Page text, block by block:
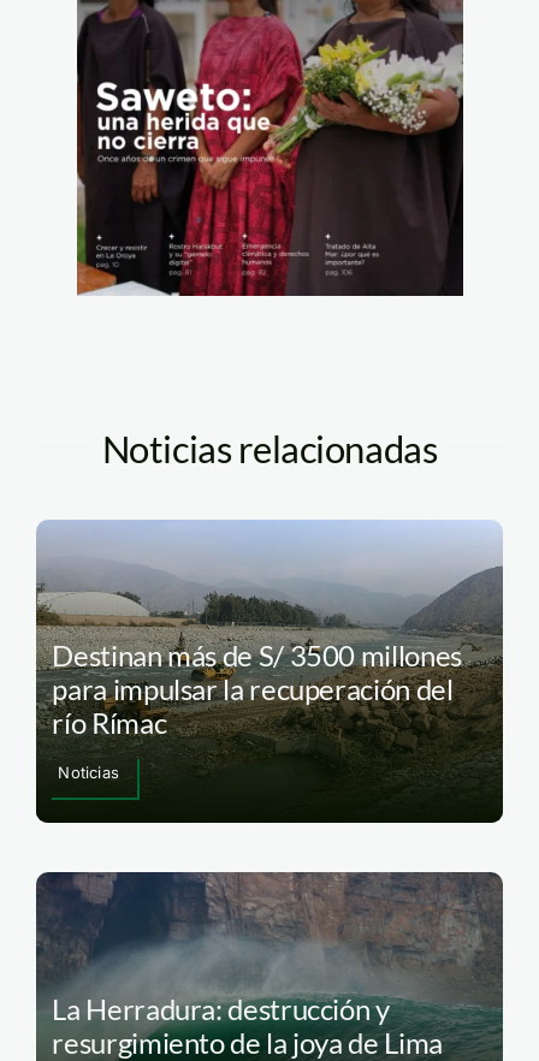
Noticias relacionadas
Destinan más de S/ 3500 millones
para impulsar la recuperación del
río Rímac
Noticias
La Herradura: destrucción y
resurgimiento de la joya de Lima